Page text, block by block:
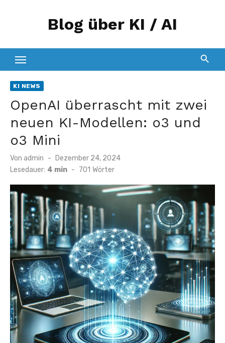
Blog über KI / AI
KI NEWS
OpenAI überrascht mit zwei
neuen KI-Modellen: o3 und
o3 Mini
Von admin
Veröffentlicht
am
Dezember 24, 2024
Lesedauer: 4 min - 701 Wörter